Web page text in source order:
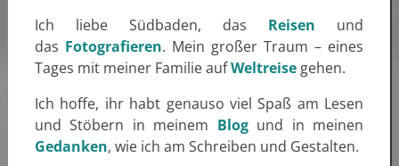
Ich liebe Südbaden, das Reisen und
das Fotografieren. Mein großer Traum – eines
Tages mit meiner Familie aufWeltreise gehen.
Ich hoffe, ihr habt genauso viel Spaß am Lesen
und Stöbern in meinem Blog und in meinen
Gedanken, wie ich am Schreiben und Gestalten.